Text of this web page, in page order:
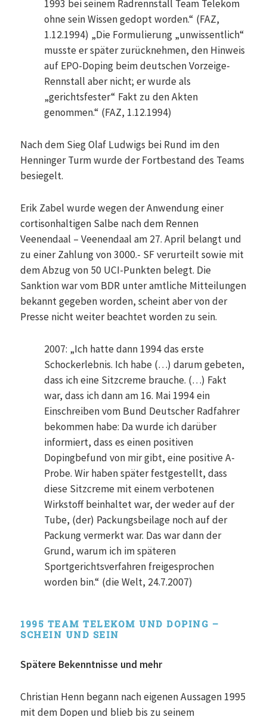
1993 bei seinem Radrennstall Team Telekom
ohne sein Wissen gedopt worden.“ (FAZ,
1.12.1994) „Die Formulierung „unwissentlich“
musste er später zurücknehmen, den Hinweis
auf EPO-Doping beim deutschen Vorzeige-
Rennstall aber nicht; er wurde als
„gerichtsfester“ Fakt zu den Akten
genommen.“ (FAZ, 1.12.1994)
Nach dem Sieg Olaf Ludwigs bei Rund im den
Henninger Turm wurde der Fortbestand des Teams
besiegelt.
Erik Zabel wurde wegen der Anwendung einer
cortisonhaltigen Salbe nach dem Rennen
Veenendaal – Veenendaal am 27. April belangt und
zu einer Zahlung von 3000.- SF verurteilt sowie mit
dem Abzug von 50 UCI-Punkten belegt. Die
Sanktion war vom BDR unter amtliche Mitteilungen
bekannt gegeben worden, scheint aber von der
Presse nicht weiter beachtet worden zu sein.
2007: „Ich hatte dann 1994 das erste
Schockerlebnis. Ich habe (…) darum gebeten,
dass ich eine Sitzcreme brauche. (…) Fakt
war, dass ich dann am 16. Mai 1994 ein
Einschreiben vom Bund Deutscher Radfahrer
bekommen habe: Da wurde ich darüber
informiert, dass es einen positiven
Dopingbefund von mir gibt, eine positive A-
Probe. Wir haben später festgestellt, dass
diese Sitzcreme mit einem verbotenen
Wirkstoff beinhaltet war, der weder auf der
Tube, (der) Packungsbeilage noch auf der
Packung vermerkt war. Das war dann der
Grund, warum ich im späteren
Sportgerichtsverfahren freigesprochen
worden bin.“ (die Welt, 24.7.2007)
1995 TEAM TELEKOM UND DOPING –
SCHEIN UND SEIN
Spätere Bekenntnisse und mehr
Christian Henn begann nach eigenen Aussagen 1995
mit dem Dopen und blieb bis zu seinem